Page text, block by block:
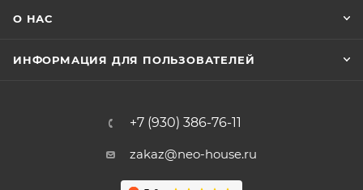
О НАС
ИНФОРМАЦИЯ ДЛЯ ПОЛЬЗОВАТЕЛЕЙ
+7 (930) 386-76-11
zakaz@neo-house.ru